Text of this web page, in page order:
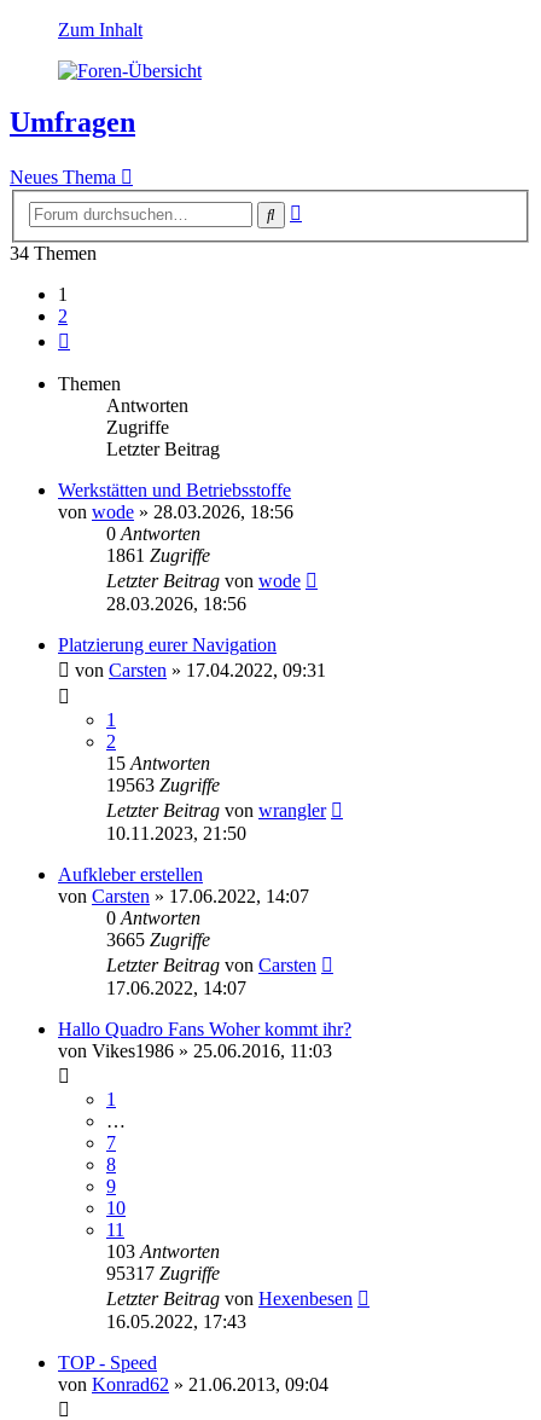
Zum Inhalt
Umfragen
Neues Thema
Suche
34 Themen
1
2
Themen
Antworten
Zugriffe
Letzter Beitrag
Werkstätten und Betriebsstoffe
von wode » 28.03.2026, 18:56
0 Antworten
1861 Zugriffe
Letzter Beitrag von wode
28.03.2026, 18:56
Platzierung eurer Navigation
von Carsten » 17.04.2022, 09:31
1
2
15 Antworten
19563 Zugriffe
Letzter Beitrag von wrangler
10.11.2023, 21:50
Aufkleber erstellen
von Carsten » 17.06.2022, 14:07
0 Antworten
3665 Zugriffe
Letzter Beitrag von Carsten
17.06.2022, 14:07
Hallo Quadro Fans Woher kommt ihr?
von Vikes1986 » 25.06.2016, 11:03
1
…
7
8
9
10
11
103 Antworten
95317 Zugriffe
Letzter Beitrag von Hexenbesen
16.05.2022, 17:43
TOP - Speed
von Konrad62 » 21.06.2013, 09:04